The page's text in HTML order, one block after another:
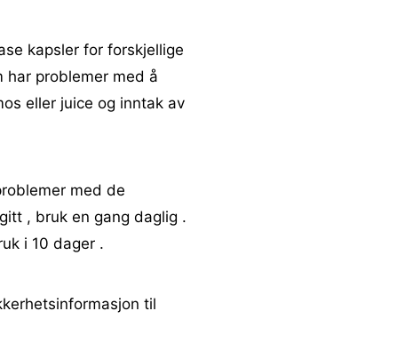
kapsler for forskjellige
har problemer med å
eller juice og inntak av
med de
, bruk en gang daglig .
i 10 dager .
til